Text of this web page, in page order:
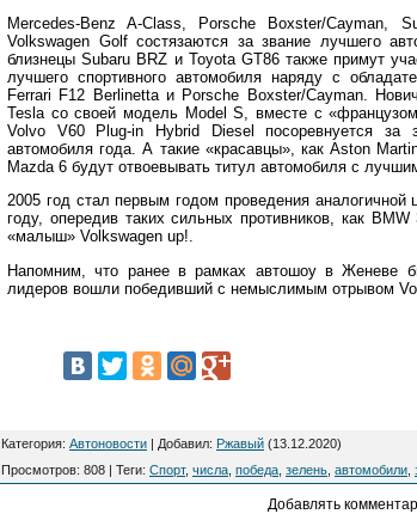
Mercedes-Benz A-Class, Porsche Boxster/Cayman,
Volkswagen Golf состязаются за звание лучшего
близнецы Subaru BRZ и Toyota GT86 также примут
лучшего спортивного автомобиля наряду с
Ferrari F12 Berlinetta и Porsche Boxster/Cayman.
Tesla со своей модель Model S, вместе с
Volvo V60 Plug-in Hybrid Diesel посоревнуется за
автомобиля года. А такие «красавцы», как Aston
Mazda 6 будут отвоевывать титул автомобиля с
2005 год стал первым годом проведения
году, опередив таких сильных противников, как
«малыш» Volkswagen up!.
Напомним, что ранее в рамках автошоу в Женеве
лидеров вошли победивший с немыслимым отрывом
Категория: Автоновости | Добавил: Ржавый (13.12.2020)
Просмотров: 808 | Теги: Спорт, числа победа зелень автомобили
Добавлять